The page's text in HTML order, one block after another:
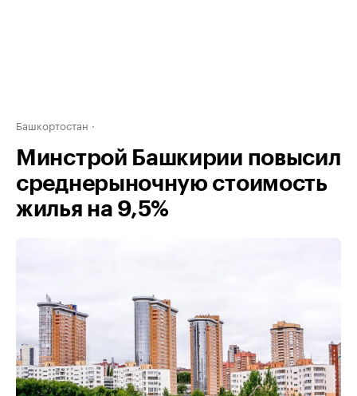
Башкортостан
Минстрой Башкирии повысил
среднерыночную стоимость
жилья на 9,5%